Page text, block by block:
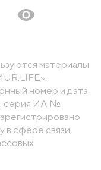
материалы
номер и дата
серия ИА №
в сфере связи,